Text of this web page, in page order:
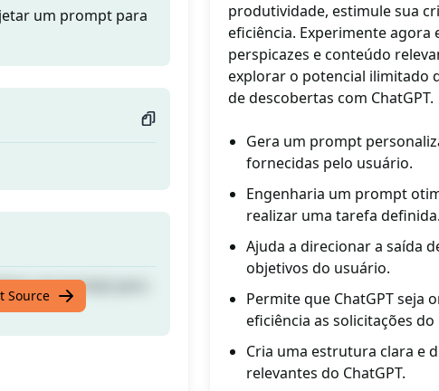
um prompt para
um prompt para
Source
produtividade, estimule sua
eficiência. Experimente agora
perspicazes e conteúdo
explorar o potencial ilimitado
de descobertas com ChatGPT.
Gera um prompt
fornecidas pelo usuário.
Engenharia um prompt
realizar uma tarefa definida.
Ajuda a direcionar a saída
objetivos do usuário.
Permite que ChatGPT seja
eficiência as solicitações
Cria uma estrutura clara e
relevantes do ChatGPT.